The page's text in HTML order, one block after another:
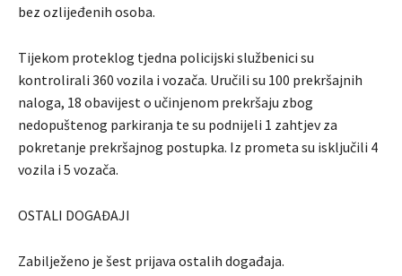
bez ozlijeđenih osoba.
Tijekom proteklog tjedna policijski službenici su
kontrolirali 360 vozila i vozača. Uručili su 100 prekršajnih
naloga, 18 obavijest o učinjenom prekršaju zbog
nedopuštenog parkiranja te su podnijeli 1 zahtjev za
pokretanje prekršajnog postupka. Iz prometa su isključili 4
vozila i 5 vozača.
OSTALI DOGAĐAJI
Zabilježeno je šest prijava ostalih događaja.